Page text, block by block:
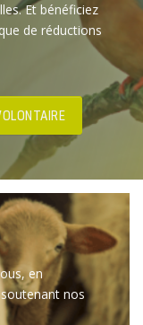
Et bénéficiez
de réductions
en
nos